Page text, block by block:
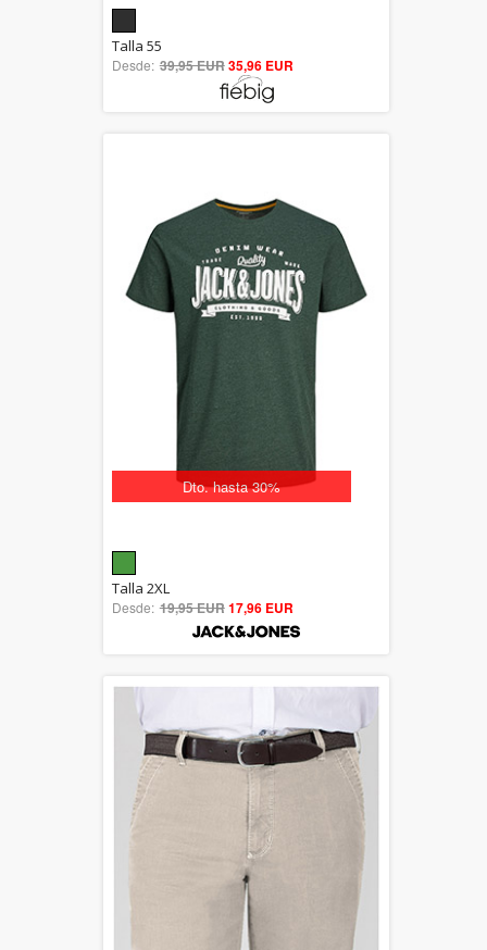
out of 5
Talla 55
Desde: 39,95 EUR35,96 EUR
Dto. hasta 30%
out of 5
Talla 2XL
Desde: 19,95 EUR17,96 EUR